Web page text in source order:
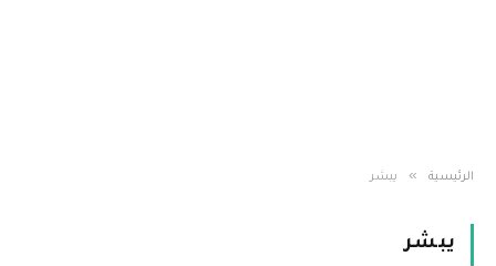
الرئيسية » يبشر
يبشر